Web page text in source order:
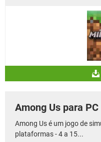
Among Us para PC
Among Us é um jogo de
plataformas - 4 a 15...